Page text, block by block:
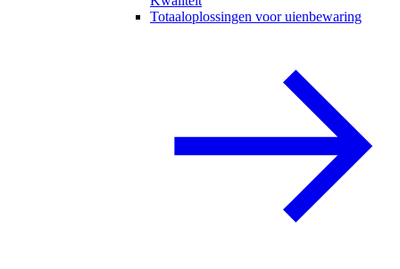
Totaaloplossingen voor uienbewaring